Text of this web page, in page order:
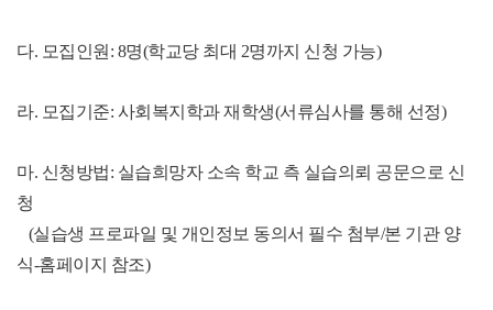
다. 모집인원: 8명(학교당 최대 2명까지 신청 가능)
라. 모집기준: 사회복지학과 재학생(서류심사를 통해 선정)
마. 신청방법: 실습희망자 소속 학교 측 실습의뢰 공문으로 신
청
(실습생 프로파일 및 개인정보 동의서 필수 첨부/본 기관 양
식-홈페이지 참조)